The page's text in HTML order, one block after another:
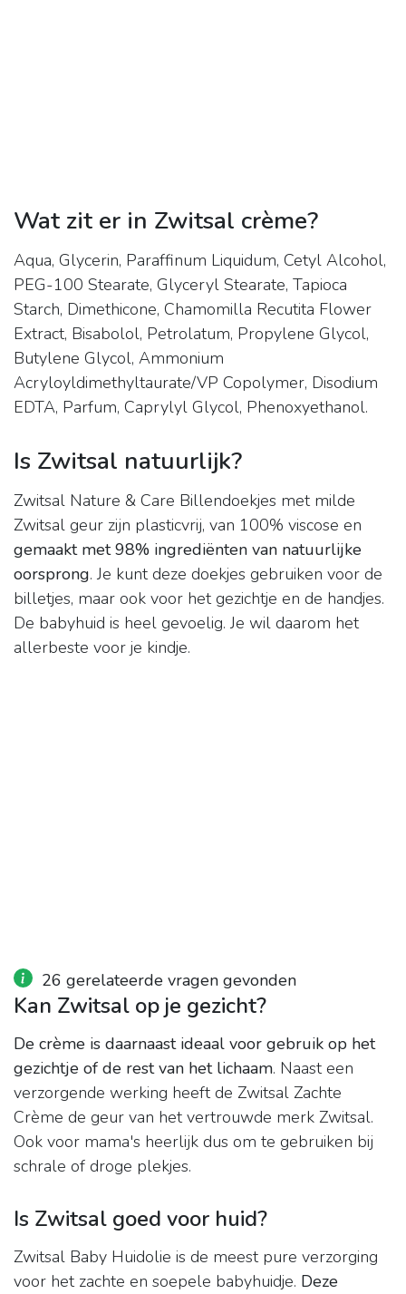
Wat zit er in Zwitsal crème?
Aqua, Glycerin, Paraffinum Liquidum, Cetyl Alcohol,
PEG-100 Stearate, Glyceryl Stearate, Tapioca
Starch, Dimethicone, Chamomilla Recutita Flower
Extract, Bisabolol, Petrolatum, Propylene Glycol,
Butylene Glycol, Ammonium
Acryloyldimethyltaurate/VP Copolymer, Disodium
EDTA, Parfum, Caprylyl Glycol, Phenoxyethanol.
Is Zwitsal natuurlijk?
Zwitsal Nature & Care Billendoekjes met milde
Zwitsal geur zijn plasticvrij, van 100% viscose en
gemaakt met 98% ingrediënten van natuurlijke
oorsprong. Je kunt deze doekjes gebruiken voor de
billetjes, maar ook voor het gezichtje en de handjes.
De babyhuid is heel gevoelig. Je wil daarom het
allerbeste voor je kindje.
26 gerelateerde vragen gevonden
Kan Zwitsal op je gezicht?
De crème is daarnaast ideaal voor gebruik op het
gezichtje of de rest van het lichaam. Naast een
verzorgende werking heeft de Zwitsal Zachte
Crème de geur van het vertrouwde merk Zwitsal.
Ook voor mama's heerlijk dus om te gebruiken bij
schrale of droge plekjes.
Is Zwitsal goed voor huid?
Zwitsal Baby Huidolie is de meest pure verzorging
voor het zachte en soepele babyhuidje. Deze